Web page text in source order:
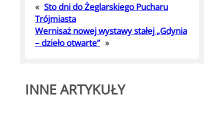
« Sto dni do Żeglarskiego Pucharu
Trójmiasta
Wernisaż nowej wystawy stałej „Gdynia
– dzieło otwarte” »
INNE ARTYKUŁY